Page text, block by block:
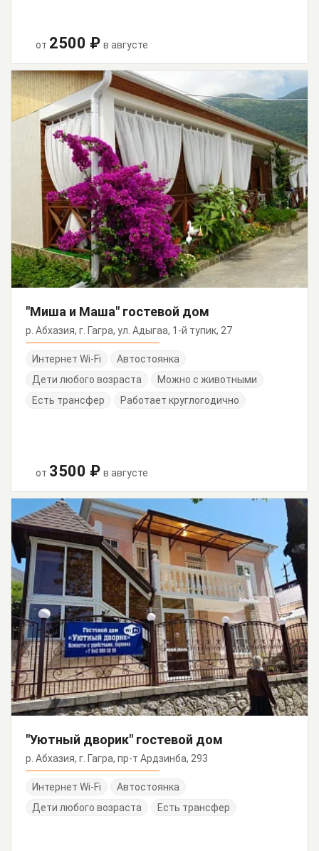
от 2500 ₽ в августе
"Миша и Маша" гостевой дом
р. Абхазия, г. Гагра, ул. Адыгаа, 1-й тупик, 27
Интернет Wi-Fi
Автостоянка
Дети любого возраста
Можно с животными
Есть трансфер
Работает круглогодично
от 3500 ₽ в августе
"Уютный дворик" гостевой дом
р. Абхазия, г. Гагра, пр-т Ардзинба, 293
Интернет Wi-Fi
Автостоянка
Дети любого возраста
Есть трансфер